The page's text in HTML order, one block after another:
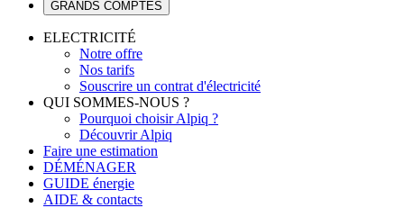
GRANDS COMPTES
ELECTRICITÉ
Notre offre
Nos tarifs
Souscrire un contrat d'électricité
QUI SOMMES-NOUS ?
Pourquoi choisir Alpiq ?
Découvrir Alpiq
Faire une estimation
DÉMÉNAGER
GUIDE énergie
AIDE & contacts